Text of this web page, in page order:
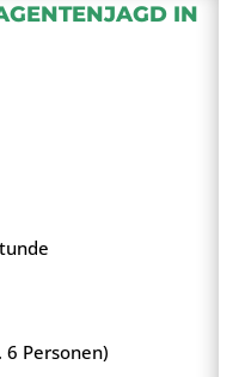
IN
6 Personen)